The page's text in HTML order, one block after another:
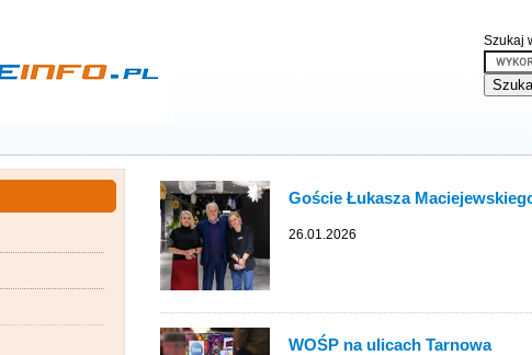
Szukaj
Goście Łukasza
26.01.2026
WOŚP na ulicach Tarnowa